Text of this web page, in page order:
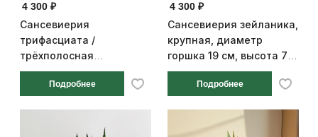
4 300 ₽
Сансевиерия
трифасциата /
трёхполосная
«Лауренти», большая,
диаметр горшка 19 см,
Подробнее
4 300 ₽
Сансевиерия зейланика,
крупная, диаметр
горшка 19 см, высота 70
см
Подробнее